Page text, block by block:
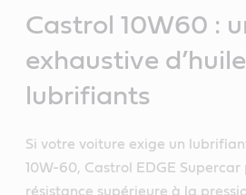
Castrol 10W60 :
exhaustive
lubrifiants
Si votre voiture exige un
10W-60, Castrol EDGE Supercar
résistance supérieure à la